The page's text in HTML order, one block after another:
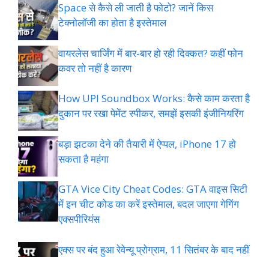
Space से कैसे ली जाती है फोटो? जानें किस
टेक्नोलॉजी का होता है इस्तेमाल
वायरलेस चार्जिंग में बार-बार हो रही दिक्कत? कहीं फोन
कवर तो नहीं है कारण
How UPI Soundbox Works: कैसे काम करता है
दुकान पर रखा पेमेंट स्पीकर, समझें इसकी इंजीनियरिंग
बड़ा झटका देने की तैयारी में ऐप्पल, iPhone 17 हो
सकता है महंगा
GTA Vice City Cheat Codes: GTA वाइस सिटी
में इन चीट कोड का करें इस्तेमाल, बदल जाएगा गेगिंग
एक्सपीरियंस
एक्स पर बंद हुआ रेवेन्यू प्रोग्राम, 11 सितंबर के बाद नहीं